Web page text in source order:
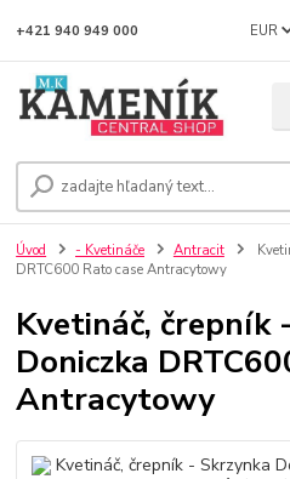
EUR
+421 940 949 000
Úvod - Kvetináče Antracit
DRTC600 Rato case Antracytowy
Kvetináč, črepník
Doniczka
Antracytowy